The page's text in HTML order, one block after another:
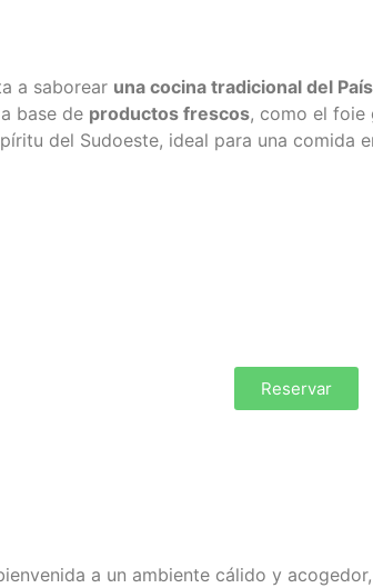
a saborear una cocina tradicional del
a base de productos frescos, como el foie
del Sudoeste, ideal para una comida
Reservar
a un ambiente cálido y acogedor,